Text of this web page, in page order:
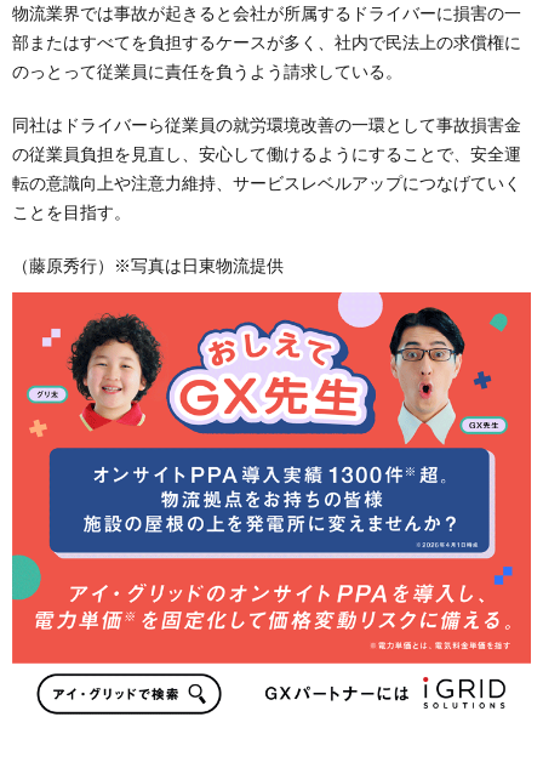
物流業界では事故が起きると会社が所属するドライバーに損害の一
部またはすべてを負担するケースが多く、社内で民法上の求償権に
のっとって従業員に責任を負うよう請求している。
同社はドライバーら従業員の就労環境改善の一環として事故損害金
の従業員負担を見直し、安心して働けるようにすることで、安全運
転の意識向上や注意力維持、サービスレベルアップにつなげていく
ことを目指す。
（藤原秀行）※写真は日東物流提供